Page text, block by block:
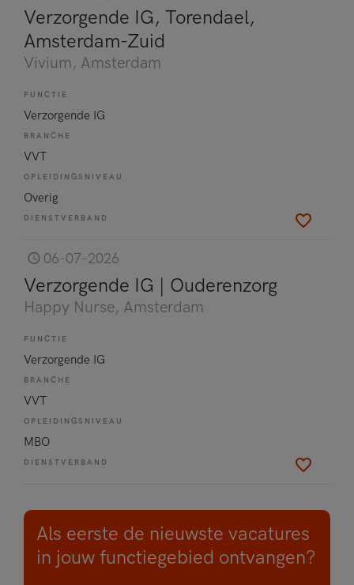
Verzorgende IG, Torendael,
Amsterdam-Zuid
Vivium, Amsterdam
FUNCTIE
Verzorgende IG
BRANCHE
VVT
OPLEIDINGSNIVEAU
Overig
DIENSTVERBAND
06-07-2026
Verzorgende IG | Ouderenzorg
Happy Nurse, Amsterdam
FUNCTIE
Verzorgende IG
BRANCHE
VVT
OPLEIDINGSNIVEAU
MBO
DIENSTVERBAND
Als eerste de nieuwste vacatures
in jouw functiegebied ontvangen?